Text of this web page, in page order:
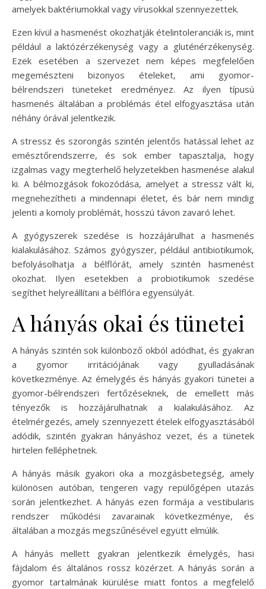
amelyek baktériumokkal vagy vírusokkal szennyezettek.
Ezen kívül a hasmenést okozhatják ételintoleranciák is, mint
például a laktózérzékenység vagy a gluténérzékenység.
Ezek esetében a szervezet nem képes megfelelően
megemészteni bizonyos ételeket, ami gyomor-
bélrendszeri tüneteket eredményez. Az ilyen típusú
hasmenés általában a problémás étel elfogyasztása után
néhány órával jelentkezik.
A stressz és szorongás szintén jelentős hatással lehet az
emésztőrendszerre, és sok ember tapasztalja, hogy
izgalmas vagy megterhelő helyzetekben hasmenése alakul
ki. A bélmozgások fokozódása, amelyet a stressz vált ki,
megnehezítheti a mindennapi életet, és bár nem mindig
jelenti a komoly problémát, hosszú távon zavaró lehet.
A gyógyszerek szedése is hozzájárulhat a hasmenés
kialakulásához. Számos gyógyszer, például antibiotikumok,
befolyásolhatja a bélflórát, amely szintén hasmenést
okozhat. Ilyen esetekben a probiotikumok szedése
segíthet helyreállítani a bélflóra egyensúlyát.
A hányás okai és tünetei
A hányás szintén sok különböző okból adódhat, és gyakran
a gyomor irritációjának vagy gyulladásának
következménye. Az émelygés és hányás gyakori tünetei a
gyomor-bélrendszeri fertőzéseknek, de emellett más
tényezők is hozzájárulhatnak a kialakulásához. Az
ételmérgezés, amely szennyezett ételek elfogyasztásából
adódik, szintén gyakran hányáshoz vezet, és a tünetek
hirtelen felléphetnek.
A hányás másik gyakori oka a mozgásbetegség, amely
különösen autóban, tengeren vagy repülőgépen utazás
során jelentkezhet. A hányás ezen formája a vestibularis
rendszer működési zavarainak következménye, és
általában a mozgás megszűnésével együtt elmúlik.
A hányás mellett gyakran jelentkezik émelygés, hasi
fájdalom és általános rossz közérzet. A hányás során a
gyomor tartalmának kiürülése miatt fontos a megfelelő